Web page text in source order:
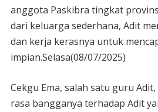
anggota Paskibra tingkat
dari keluarga sederhana, Adit
dan kerja kerasnya untuk
impian.Selasa(08/07/2025)
Cekgu Ema, salah satu guru
rasa bangganya terhadap Adit